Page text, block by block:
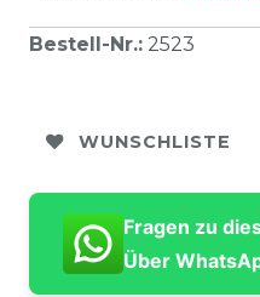
Bestell-Nr.: 2523
WUNSCHLISTE
Fragen zu
Über